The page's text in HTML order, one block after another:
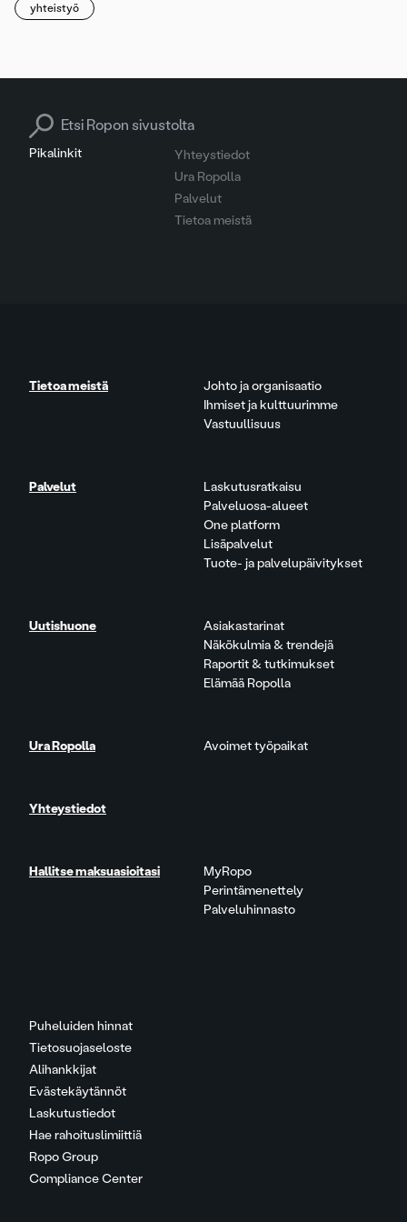
yhteistyö
Pikalinkit
Yhteystiedot
Ura Ropolla
Palvelut
Tietoa meistä
Search for:
Puheluiden hinnat
Tietosuojaseloste
Alihankkijat
Evästekäytännöt
Laskutustiedot
Hae rahoituslimiittiä
Ropo Group
Compliance Center
Tietoa meistä
Johto ja organisaatio
Ihmiset ja kulttuurimme
Vastuullisuus
Palvelut
Laskutusratkaisu
Palveluosa-alueet
One platform
Lisäpalvelut
Tuote- ja palvelupäivitykset
Uutishuone
Asiakastarinat
Näkökulmia & trendejä
Raportit & tutkimukset
Elämää Ropolla
Ura Ropolla Avoimet työpaikat
Yhteystiedot
Hallitse maksuasioitasi
MyRopo
Perintämenettely
Palveluhinnasto